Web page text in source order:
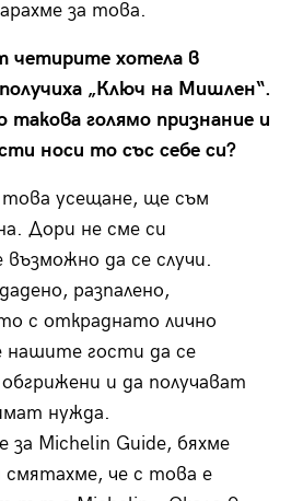
за това.
четирите хотела в
„Ключ на Мишлен“.
такова голямо признание и
носи то със себе си?
усещане, ще съм
Дори не сме си
възможно да се случи.
разпалено,
с откраднато лично
нашите гости да се
и да получават
нужда.
за Michelin Guidе, бяхме
смятахме, че с това е